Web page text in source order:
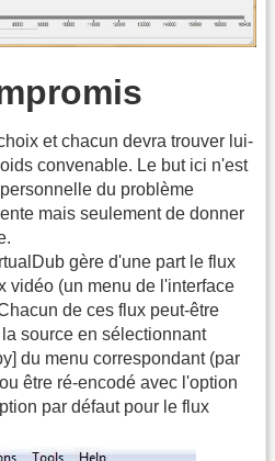
et chacun devra trouver lui-
convenable. Le but ici n'est
du problème
mais seulement de donner
gère d'une part le flux
vidéo (un menu de l'interface
de ces flux peut-être
source en sélectionnant
du menu correspondant (par
être ré-encodé avec l'option
par défaut pour le flux